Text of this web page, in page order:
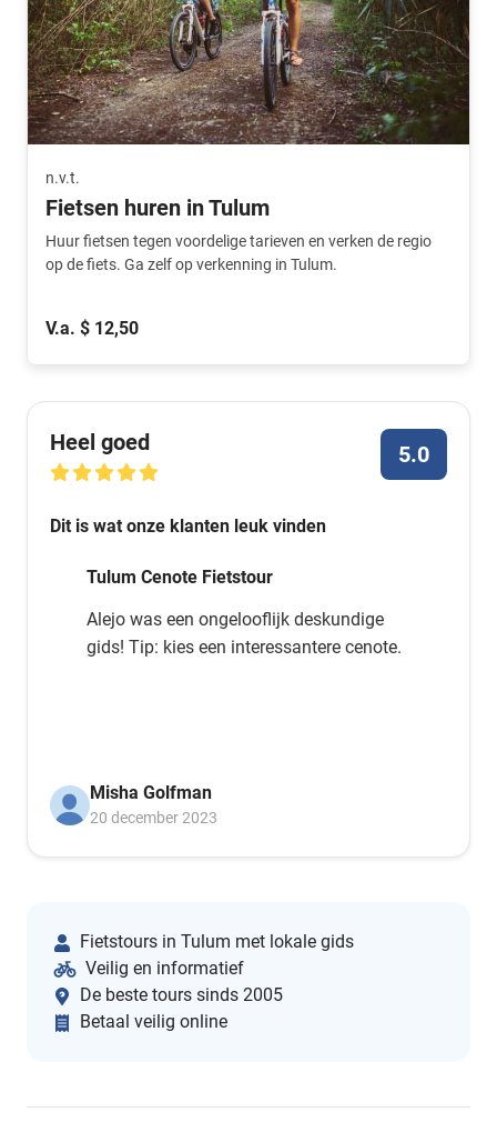
n.v.t.
Fietsen huren in Tulum
Huur fietsen tegen voordelige tarieven en verken de regio
op de fiets. Ga zelf op verkenning in Tulum.
V.a. $ 12,50
Heel goed 5.0
Dit is wat onze klanten leuk vinden
Tulum Cenote Fietstour
Alejo was een ongelooflijk deskundige
gids! Tip: kies een interessantere cenote.
Misha Golfman
20 december 2023
Fietstours in Tulum met lokale gids
Veilig en informatief
De beste tours sinds 2005
Betaal veilig online